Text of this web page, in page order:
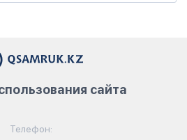
Телефон:
сайта